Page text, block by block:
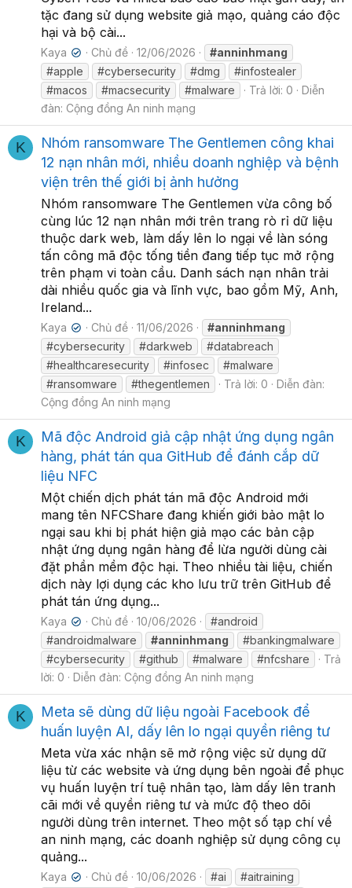
tặc đang sử dụng website giả mạo, quảng cáo độc
hại và bộ cài...
Kaya ✔ Chủ đề 12/06/2026
#anninhmang
#apple
#cybersecurity #dmg
#infostealer
#macos
#macsecurity #malware Trả lời: 0
Diễn
đàn: Cộng đồng An ninh mạng
K
Nhóm ransomware The Gentlemen công khai
12 nạn nhân mới, nhiều doanh nghiệp và bệnh
viện trên thế giới bị ảnh hưởng
Nhóm ransomware The Gentlemen vừa công bố
cùng lúc 12 nạn nhân mới trên trang rò rỉ dữ liệu
thuộc dark web, làm dấy lên lo ngại về làn sóng
tấn công mã độc tống tiền đang tiếp tục mở rộng
trên phạm vi toàn cầu. Danh sách nạn nhân trải
dài nhiều quốc gia và lĩnh vực, bao gồm Mỹ, Anh,
Ireland...
Kaya ✔ Chủ đề 11/06/2026
#anninhmang
#cybersecurity
#darkweb
#databreach
#healthcaresecurity
#infosec
#malware
#ransomware
#thegentlemen Trả lời: 0
Diễn đàn:
Cộng đồng An ninh mạng
K
Mã độc Android giả cập nhật ứng dụng ngân
hàng, phát tán qua GitHub để đánh cắp dữ
liệu NFC
Một chiến dịch phát tán mã độc Android mới
mang tên NFCShare đang khiến giới bảo mật lo
ngại sau khi bị phát hiện giả mạo các bản cập
nhật ứng dụng ngân hàng để lừa người dùng cài
đặt phần mềm độc hại. Theo nhiều tài liệu, chiến
dịch này lợi dụng các kho lưu trữ trên GitHub để
phát tán ứng dụng...
Kaya ✔ Chủ đề 10/06/2026
#android
#androidmalware
#anninhmang
#bankingmalware
#cybersecurity
#github #malware #nfcshare
Trả
lời: 0
Diễn đàn: Cộng đồng An ninh mạng
K
Meta sẽ dùng dữ liệu ngoài Facebook để
huấn luyện AI, dấy lên lo ngại quyền riêng tư
Meta vừa xác nhận sẽ mở rộng việc sử dụng dữ
liệu từ các website và ứng dụng bên ngoài để phục
vụ huấn luyện trí tuệ nhân tạo, làm dấy lên tranh
cãi mới về quyền riêng tư và mức độ theo dõi
người dùng trên internet. Theo một số tạp chí về
an ninh mạng, các doanh nghiệp sử dụng công cụ
quảng...
Kaya ✔ Chủ đề 10/06/2026 #ai
#aitraining